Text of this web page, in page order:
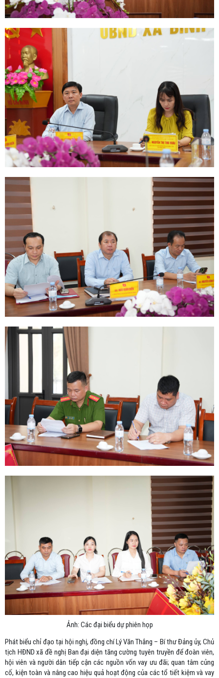
Ảnh: Các đại biểu dự phiên họp
Phát biểu chỉ đạo tại hội nghị, đồng chí Lý Văn Thắng – Bí thư Đảng ủy, Chủ
tịch HĐND xã đề nghị Ban đại diện tăng cường tuyên truyền để đoàn viên,
hội viên và người dân tiếp cận các nguồn vốn vay ưu đãi; quan tâm củng
cố, kiện toàn và nâng cao hiệu quả hoạt động của các tổ tiết kiệm và vay